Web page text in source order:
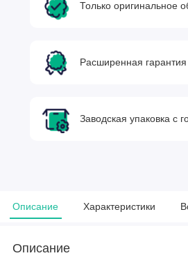
Только оригинальное
Расширенная
Заводская упаковка с
Описание Характеристики
Описание